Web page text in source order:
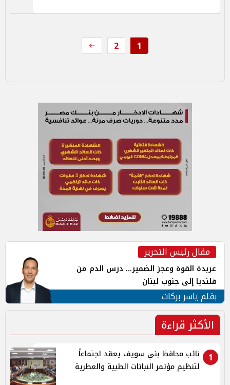
1
2
مقال رئيس التحرير
عربدة القوة وعجز الضمير... درس الدم من
قلنديا إلى جنوب لبنان
بقلم ياسر بركات
الأكثر قراءة
1
نائب محافظ بني سويف يعقد اجتماعاً
لتنظيم مؤتمر النباتات الطبية والعطرية